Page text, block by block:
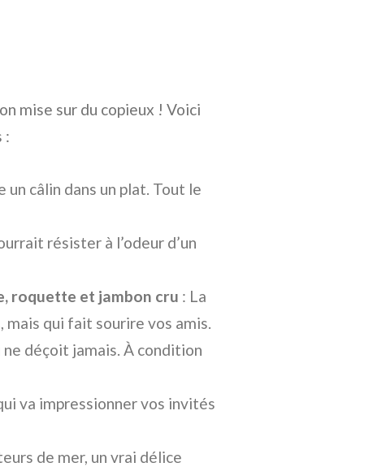
mise sur du copieux ! Voici
:
un câlin dans un plat. Tout le
résister à l’odeur d’un
roquette et jambon cru : La
qui fait sourire vos amis.
déçoit jamais. À condition
va impressionner vos invités
de mer, un vrai délice